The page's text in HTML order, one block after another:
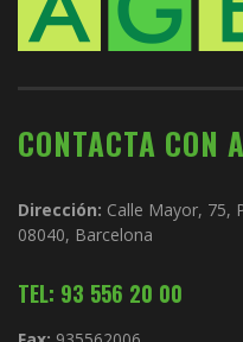
CONTACTA CON
Dirección: Calle Mayor, 75,
08040, Barcelona
TEL: 93 556 20 00